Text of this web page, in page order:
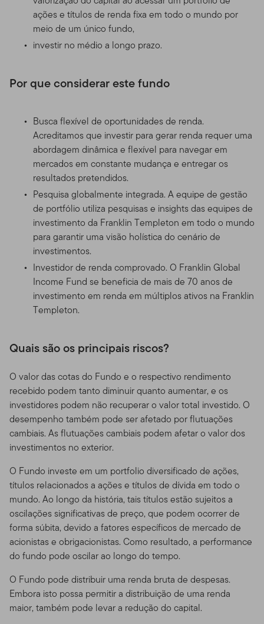
ações e títulos de renda fixa em todo o mundo por
meio de um único fundo,
investir no médio a longo prazo.
Por que considerar este fundo
Busca flexível de oportunidades de renda.
Acreditamos que investir para gerar renda requer uma
abordagem dinâmica e flexível para navegar em
mercados em constante mudança e entregar os
resultados pretendidos.
Pesquisa globalmente integrada. A equipe de gestão
de portfólio utiliza pesquisas e insights das equipes de
investimento da Franklin Templeton em todo o mundo
para garantir uma visão holística do cenário de
investimentos.
Investidor de renda comprovado. O Franklin Global
Income Fund se beneficia de mais de 70 anos de
investimento em renda em múltiplos ativos na Franklin
Templeton.
Quais são os principais riscos?
O valor das cotas do Fundo e o respectivo rendimento
recebido podem tanto diminuir quanto aumentar, e os
investidores podem não recuperar o valor total investido. O
desempenho também pode ser afetado por flutuações
cambiais. As flutuações cambiais podem afetar o valor dos
investimentos no exterior.
O Fundo investe em um portfolio diversificado de ações,
títulos relacionados a ações e títulos de dívida em todo o
mundo. Ao longo da história, tais títulos estão sujeitos a
oscilações significativas de preço, que podem ocorrer de
forma súbita, devido a fatores específicos de mercado de
acionistas e obrigacionistas. Como resultado, a performance
do fundo pode oscilar ao longo do tempo.
O Fundo pode distribuir uma renda bruta de despesas.
Embora isto possa permitir a distribuição de uma renda
maior, também pode levar a redução do capital.